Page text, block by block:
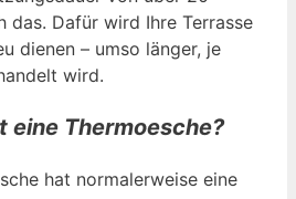
das. Dafür wird Ihre Terrasse
dienen – umso länger, je
wird.
eine Thermoesche?
hat normalerweise eine